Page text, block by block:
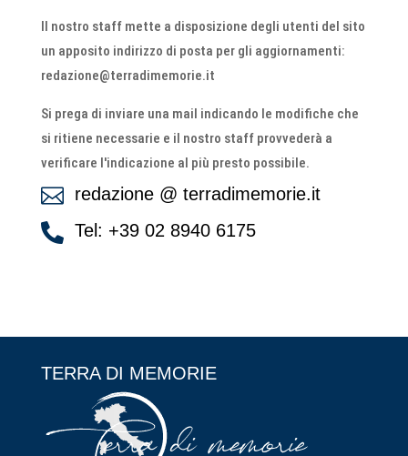
Il nostro staff mette a disposizione degli utenti del sito
un apposito indirizzo di posta per gli aggiornamenti:
redazione@terradimemorie.it
Si prega di inviare una mail indicando le modifiche che
si ritiene necessarie e il nostro staff provvederà a
verificare l'indicazione al più presto possibile.
 redazione @ terradimemorie.it
 Tel: +39 02 8940 6175
TERRA DI MEMORIE